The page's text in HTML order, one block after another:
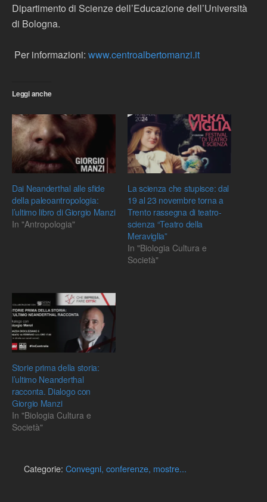
Dipartimento di Scienze dell’Educazione dell’Università
di Bologna.
Per informazioni: www.centroalbertomanzi.it
Leggi anche
Dai Neanderthal alle sfide
della paleoantropologia:
l’ultimo libro di Giorgio Manzi
In "Antropologia"
La scienza che stupisce: dal
19 al 23 novembre torna a
Trento rassegna di teatro-
scienza “Teatro della
Meraviglia”
In "Biologia Cultura e
Società"
Storie prima della storia:
l’ultimo Neanderthal
racconta. Dialogo con
Giorgio Manzi
In "Biologia Cultura e
Società"
Categorie: Convegni, conferenze, mostre...